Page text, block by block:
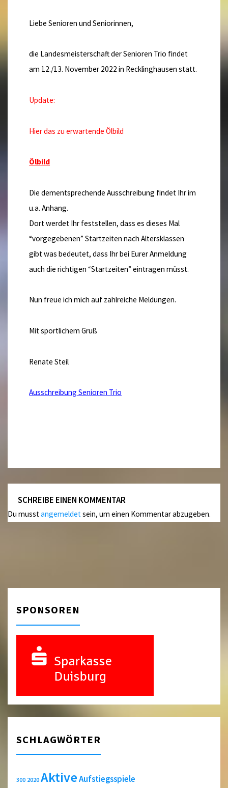
Liebe Senioren und Seniorinnen,
die Landesmeisterschaft der Senioren Trio findet
am 12./13. November 2022 in Recklinghausen statt.
Update:
Hier das zu erwartende Ölbild
Ölbild
Die dementsprechende Ausschreibung findet Ihr im
u.a. Anhang.
Dort werdet Ihr feststellen, dass es dieses Mal
“vorgegebenen” Startzeiten nach Altersklassen
gibt was bedeutet, dass Ihr bei Eurer Anmeldung
auch die richtigen “Startzeiten” eintragen müsst.
Nun freue ich mich auf zahlreiche Meldungen.
Mit sportlichem Gruß
Renate Steil
Ausschreibung Senioren Trio
SCHREIBE EINEN KOMMENTAR
Du musstangemeldet sein, um einen Kommentar abzugeben.
SPONSOREN
SCHLAGWÖRTER
300 2020 AktiveAufstiegsspiele